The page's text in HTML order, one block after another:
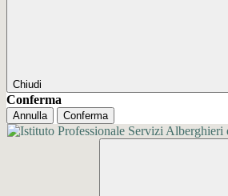
Chiudi
Conferma
Annulla Conferma